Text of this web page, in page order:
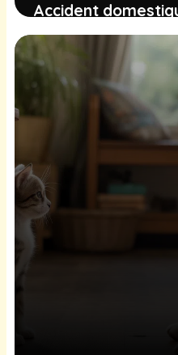
Accident
le chat : comment
immédiatement ?
6 mars 2026